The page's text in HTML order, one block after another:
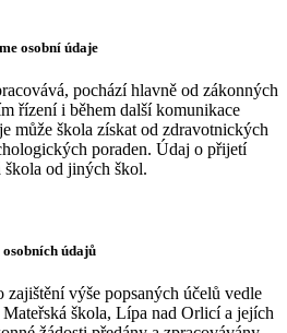
osobní údaje
pochází hlavně od zákonných
řízení i během další komunikace
může škola získat od zdravotnických
poraden. Údaj o přijetí
od jiných škol.
údajů
výše popsaných účelů vedle
škola, Lípa nad Orlicí a jejích